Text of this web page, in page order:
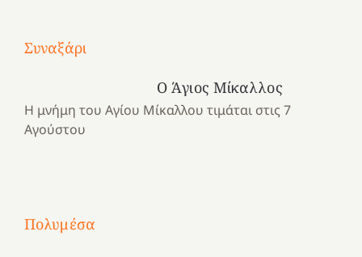
Συναξάρι
Ο Άγιος Μίκαλλος
Η μνήμη του Αγίου Μίκαλλου τιμάται στις 7
Αγούστου
Πολυμέσα
Μια
ένα
καλοκαίρι
Αγωνίστριες
Αθηνών
και
Νοσοκομείο
“Ερυθρός
Αγωνίστριες
Αθηνών
Κατασκηνωτικές
το
Ελληνικό
Αγωνίστριες
Αθηνών
χρόνια
καρτερούμεν»